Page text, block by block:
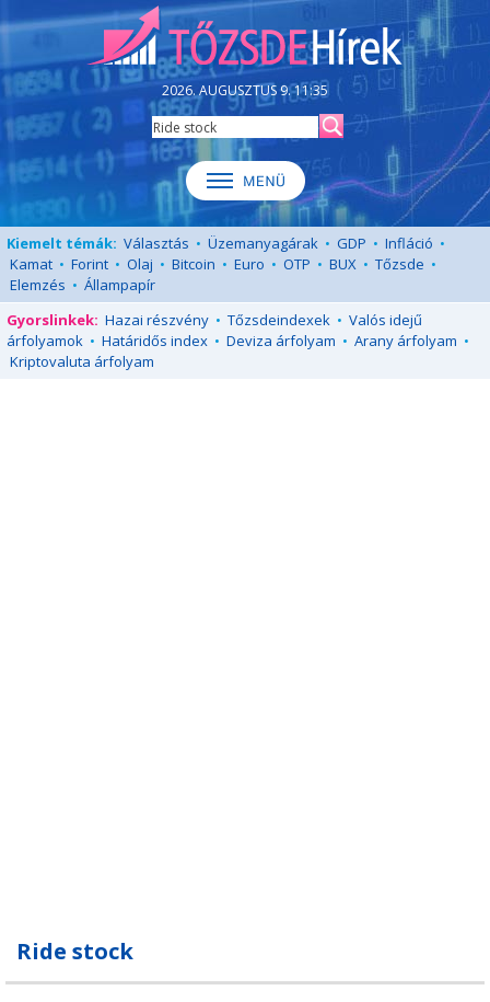
2026. AUGUSZTUS 9. 11:35
Kiemelt témák: Választás • Üzemanyagárak • GDP • Infláció •
Kamat • Forint • Olaj • Bitcoin • Euro • OTP • BUX • Tőzsde •
Elemzés • Állampapír
Gyorslinkek: Hazai részvény • Tőzsdeindexek • Valós idejű
árfolyamok • Határidős index • Deviza árfolyam • Arany árfolyam •
Kriptovaluta árfolyam
Ride stock